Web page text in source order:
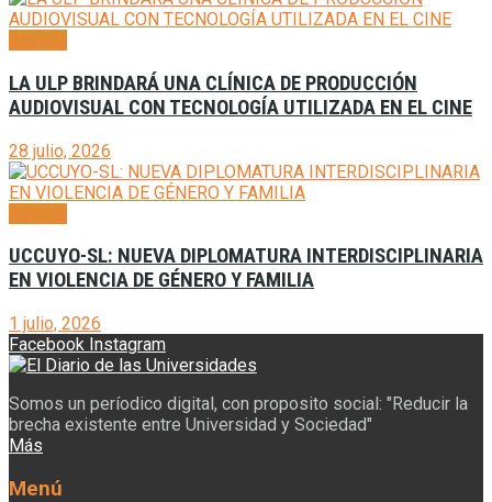
LA ULP BRINDARÁ UNA CLÍNICA DE PRODUCCIÓN
AUDIOVISUAL CON TECNOLOGÍA UTILIZADA EN EL CINE
28 julio, 2026
UCCUYO-SL: NUEVA DIPLOMATURA INTERDISCIPLINARIA
EN VIOLENCIA DE GÉNERO Y FAMILIA
1 julio, 2026
Facebook Instagram
Somos un períodico digital, con proposito social: "Reducir la
brecha existente entre Universidad y Sociedad"
Más
Menú